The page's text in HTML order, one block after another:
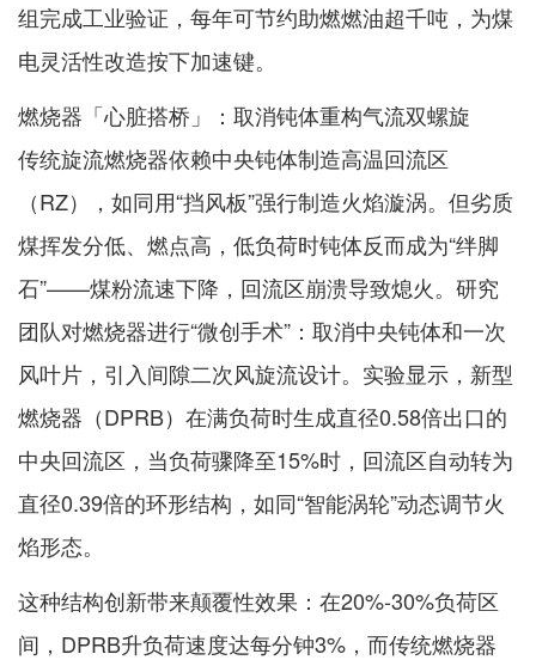
组完成工业验证，每年可节约助燃燃油超千吨，为煤
电灵活性改造按下加速键。
燃烧器「心脏搭桥」：取消钝体重构气流双螺旋
传统旋流燃烧器依赖中央钝体制造高温回流区
（RZ），如同用“挡风板”强行制造火焰漩涡。但劣质
煤挥发分低、燃点高，低负荷时钝体反而成为“绊脚
石”——煤粉流速下降，回流区崩溃导致熄火。研究
团队对燃烧器进行“微创手术”：取消中央钝体和一次
风叶片，引入间隙二次风旋流设计。实验显示，新型
燃烧器（DPRB）在满负荷时生成直径0.58倍出口的
中央回流区，当负荷骤降至15%时，回流区自动转为
直径0.39倍的环形结构，如同“智能涡轮”动态调节火
焰形态。
这种结构创新带来颠覆性效果：在20%-30%负荷区
间，DPRB升负荷速度达每分钟3%，而传统燃烧器